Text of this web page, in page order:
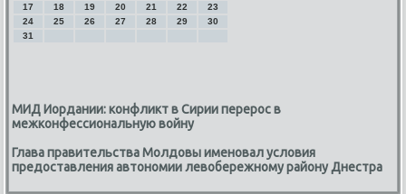
17
18 19 20 21 22
23
24
25 26 27 28 29
30
31
МИД Иордании: конфликт в Сирии перерос в
межконфессиональную войну
Глава правительства Молдовы именовал условия
предоставления автономии левобережному району Днестра